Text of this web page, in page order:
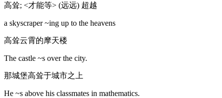
高耸; <才能等> (远远) 超越
a skyscraper ~ing up to the heavens
高耸云霄的摩天楼
The castle ~s over the city.
那城堡高耸于城市之上
He ~s above his classmates in mathematics.